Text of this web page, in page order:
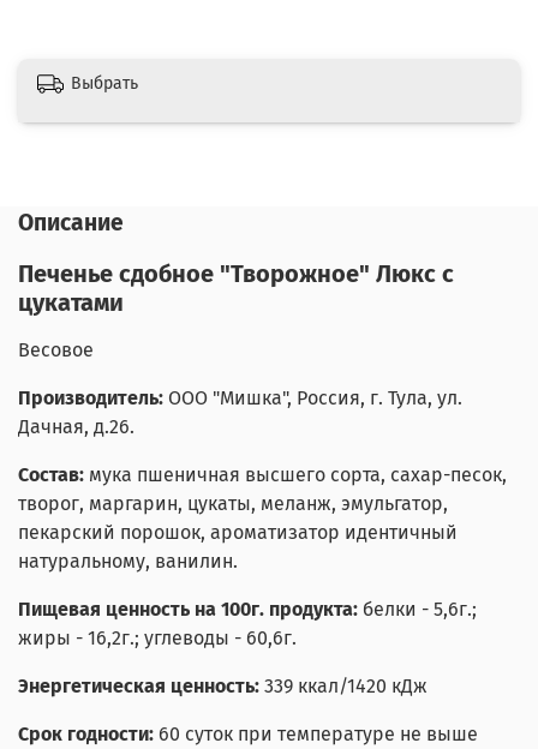
Выбрать
Описание
Печенье сдобное "Творожное" Люкс с
цукатами
Весовое
Производитель: ООО "Мишка", Россия, г. Тула, ул.
Дачная, д.26.
Состав: мука пшеничная высшего сорта, сахар-песок,
творог, маргарин, цукаты, меланж, эмульгатор,
пекарский порошок, ароматизатор идентичный
натуральному, ванилин.
Пищевая ценность на 100г. продукта: белки - 5,6г.;
жиры - 16,2г.; углеводы - 60,6г.
Энергетическая ценность: 339 ккал/1420 кДж
Срок годности: 60 суток при температуре не выше